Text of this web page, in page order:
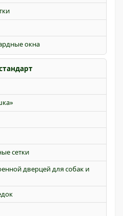
окна
сетки
дверцей для собак и